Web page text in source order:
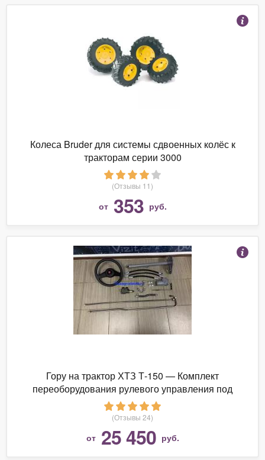
Колеса Bruder для системы сдвоенных колёс к
тракторам серии 3000
(Отзывы 11)
от 353 руб.
Гору на трактор ХТЗ Т-150 — Комплект
переоборудования рулевого управления под
насос-дозатор
(Отзывы 24)
от 25 450 руб.